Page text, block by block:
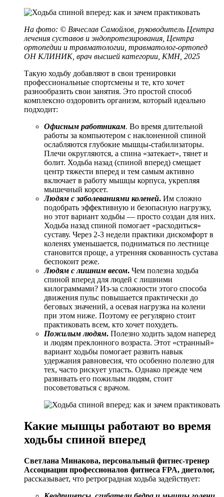
На фото: © Вячеслав Самойлов, руководитель Центра
лечения суставов и эндопротезирования, Центра
ортопедии и травматологии, травматолог-ортопед
ОН КЛИНИК, врач высшей категории, КМН, 2025
Такую ходьбу добавляют в свои тренировки
профессиональные спортсмены и те, кто хочет
разнообразить свои занятия. Это простой способ
комплексно оздоровить организм, который идеально
подходит:
Офисным работникам. Во время длительной
работы за компьютером с наклоненной спиной
ослабляются глубокие мышцы-стабилизаторы.
Плечи округляются, а спина «затекает», тянет и
болит. Ходьба назад (спиной вперед) смещает
центр тяжести вперед и тем самым активно
включает в работу мышцы корпуса, укрепляя
мышечный корсет.
Людям с заболеваниями коленей. Им сложно
подобрать эффективную и безопасную нагрузку,
но этот вариант ходьбы — просто создан для них.
Ходьба назад спиной помогает «расходиться»
суставу. Через 2-3 недели практики дискомфорт в
коленях уменьшается, подниматься по лестнице
становится проще, а утренняя скованность сустава
беспокоит реже.
Людям с лишним весом. Чем полезна ходьба
спиной вперед для людей с лишними
килограммами? Из-за сложности этого способа
движения пульс повышается практически до
беговых значений, а осевая нагрузка на колени
при этом ниже. Поэтому ее регулярно стоит
практиковать всем, кто хочет похудеть.
Пожилым людям. Полезно ходить задом наперед
и людям преклонного возраста. Этот «странный»
вариант ходьбы помогает развить навык
удержания равновесия, что особенно полезно для
тех, часто рискует упасть. Однако прежде чем
развивать его пожилым людям, стоит
посоветоваться с врачом.
Какие мышцы работают во время
ходьбы спиной вперед
Светлана Минакова, персональный фитнес-тренер
Ассоциации профессионалов фитнеса FPA, диетолог,
рассказывает, что ретроградная ходьба задействует: